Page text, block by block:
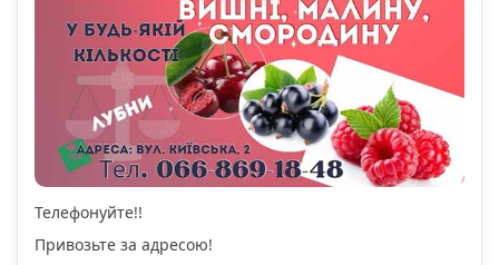
Телефонуйте!!
Привозьте за адресою!